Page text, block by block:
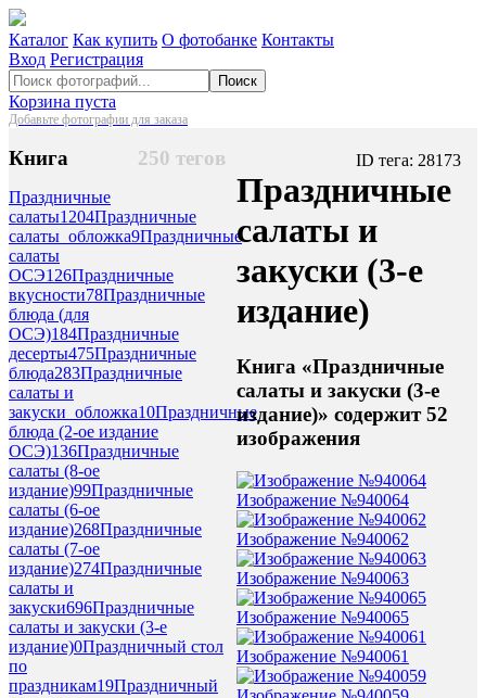
Каталог Как купить О фотобанке Контакты
Вход Регистрация
Поиск
Корзина пуста
Добавьте фотографии для заказа
250 тегов
Книга
Праздничные
салаты1204Праздничные
салаты_обложка9Праздничные
салаты
ОСЭ126Праздничные
вкусности78Праздничные
блюда (для
ОСЭ)184Праздничные
десерты475Праздничные
блюда283Праздничные
салаты и
закуски_обложка10Праздничные
блюда (2-ое издание
ОСЭ)136Праздничные
салаты (8-ое
издание)99Праздничные
салаты (6-ое
издание)268Праздничные
салаты (7-ое
издание)274Праздничные
салаты и
закуски696Праздничные
салаты и закуски (3-е
издание)0Праздничный стол
по
праздникам19Праздничный
ID тега: 28173
Праздничные
салаты и
закуски (3-е
издание)
Книга «Праздничные
салаты и закуски (3-е
издание)» содержит 52
изображения
Изображение №940064
Изображение №940062
Изображение №940063
Изображение №940065
Изображение №940061